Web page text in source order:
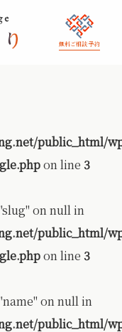
無料ご相談 予約
public_html/
on line 3
on null in
public_html/
on line 3
on null in
public_html/